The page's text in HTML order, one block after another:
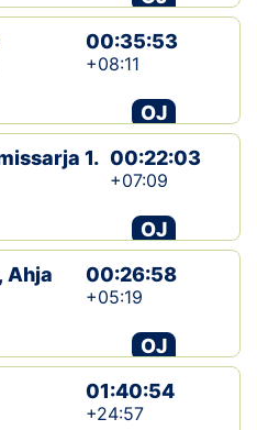
00:35:53
+08:11
OJ
1. 00:22:03
+07:09
OJ
Ahja
00:26:58
+05:19
OJ
01:40:54
+24:57